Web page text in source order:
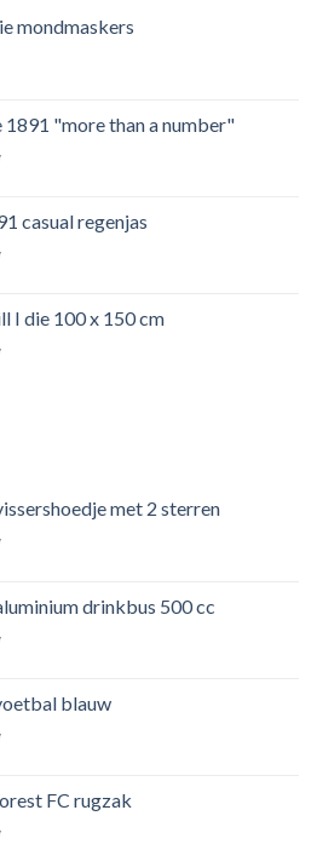
mondmaskers
1891 "more than a number"
casual regenjas
I die 100 x 150 cm
met 2 sterren
drinkbus 500 cc
blauw
FC rugzak